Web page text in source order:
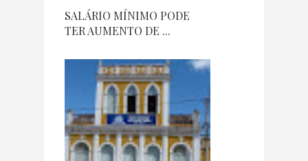
SALÁRIO MÍNIMO PODE
TER AUMENTO DE ...